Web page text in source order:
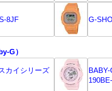
8JF G-
G）
カイシリーズ